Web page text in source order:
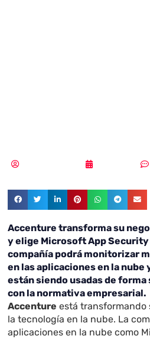
Accenture transforma su
y elige Microsoft App
compañía podrá monitorizar
en las aplicaciones en la nube
están siendo usadas de
con la normativa empresarial.
Accenture está transformando
la tecnología en la nube. La
aplicaciones en la nube como